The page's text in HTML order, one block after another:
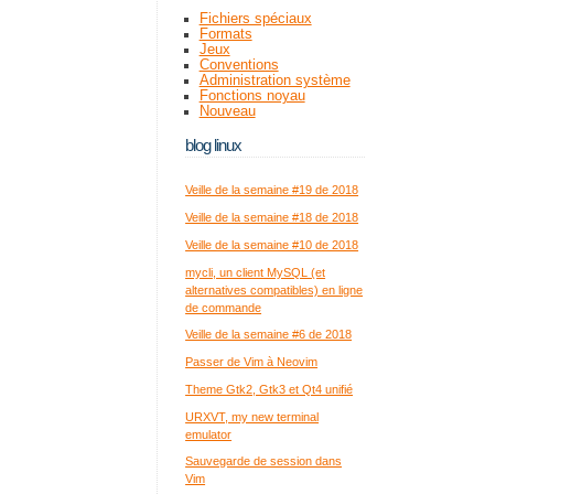
Fichiers spéciaux
Formats
Jeux
Conventions
Administration système
Fonctions noyau
Nouveau
blog linux
Veille de la semaine #19 de 2018
Veille de la semaine #18 de 2018
Veille de la semaine #10 de 2018
mycli, un client MySQL (et
alternatives compatibles) en ligne
de commande
Veille de la semaine #6 de 2018
Passer de Vim à Neovim
Theme Gtk2, Gtk3 et Qt4 unifié
URXVT, my new terminal
emulator
Sauvegarde de session dans
Vim